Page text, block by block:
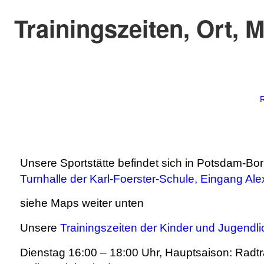
Trainingszeiten, Ort,
Unsere Sportstätte befindet sich in Potsdam-
Turnhalle der Karl-Foerster-Schule, Eingang
siehe Maps weiter unten
Unsere Trainingszeiten der Kinder und
Dienstag 16:00 – 18:00 Uhr, Hauptsaison: